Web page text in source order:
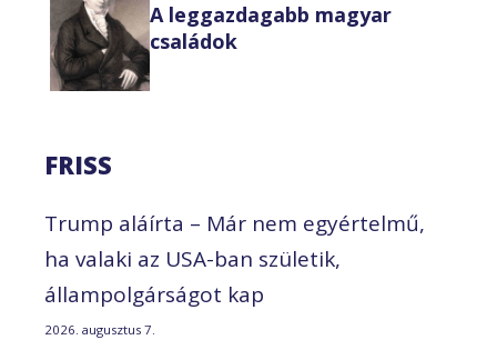
A leggazdagabb magyar
családok
FRISS
Trump aláírta – Már nem egyértelmű,
ha valaki az USA-ban születik,
állampolgárságot kap
2026. augusztus 7.